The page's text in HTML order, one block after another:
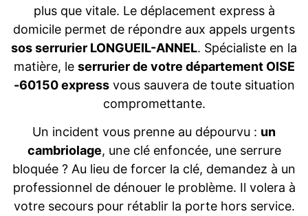
plus que vitale. Le déplacement express à
domicile permet de répondre aux appels urgents
sos serrurier LONGUEIL-ANNEL. Spécialiste en la
matière, le serrurier de votre département OISE
-60150 expressvous sauvera de toute situation
compromettante.
Un incident vous prenne au dépourvu : un
cambriolage, une clé enfoncée, une serrure
bloquée ? Au lieu de forcer la clé, demandez à un
professionnel de dénouer le problème. Il volera à
votre secours pour rétablir la porte hors service.